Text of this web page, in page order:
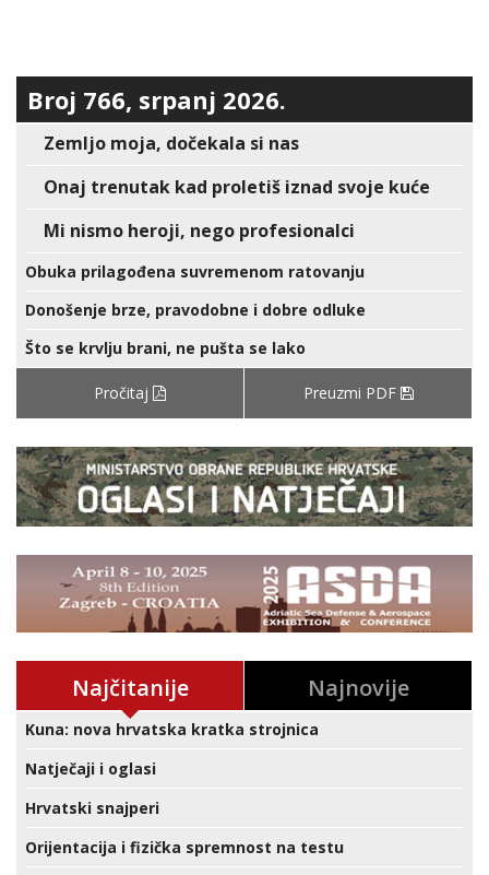
Broj 766, srpanj 2026.
Zemljo moja, dočekala si nas
Onaj trenutak kad proletiš iznad svoje kuće
Mi nismo heroji, nego profesionalci
Obuka prilagođena suvremenom ratovanju
Donošenje brze, pravodobne i dobre odluke
Što se krvlju brani, ne pušta se lako
Pročitaj Preuzmi PDF
Najčitanije Najnovije
Kuna: nova hrvatska kratka strojnica
Natječaji i oglasi
Hrvatski snajperi
Orijentacija i fizička spremnost na testu